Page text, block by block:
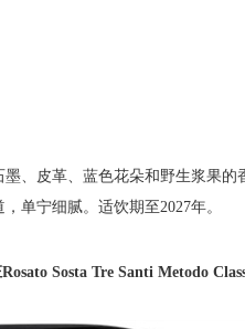
皮革、蓝色花朵和野生浆果的
单宁细腻。适饮期至2027年。
Sosta Tre Santi Metodo